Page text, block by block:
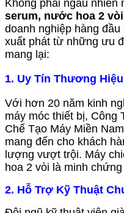
Không phải ngẫu nhiên
serum, nước hoa 2 vòi
doanh nghiệp hàng
xuất phát từ những ưu
mang lại:
1. Uy Tín Thương
Với hơn 20 năm kinh
máy móc thiết bị, Công
Chế Tạo Máy Miền
mang đến cho khách
lượng vượt trội. Máy
hoa 2 vòi là minh
2. Hỗ Trợ Kỹ Thuật